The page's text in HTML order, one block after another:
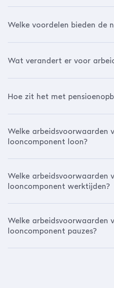
Welke voordelen bieden de
Wat verandert er voor
Hoe zit het met
Welke arbeidsvoorwaarden
looncomponent loon?
Welke arbeidsvoorwaarden
looncomponent werktijden?
Welke arbeidsvoorwaarden
looncomponent pauzes?